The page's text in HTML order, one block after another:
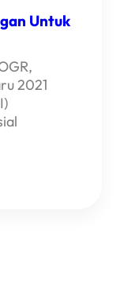
Untuk
2021